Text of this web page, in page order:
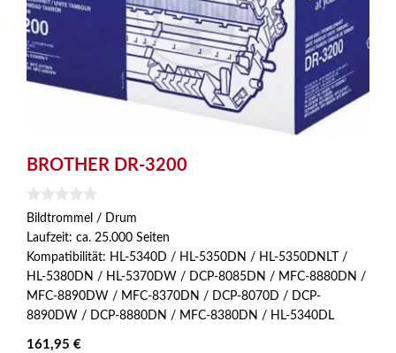
BROTHER DR-3200
0
o
n
Bildtrommel / Drum
Laufzeit: ca. 25.000 Seiten
Kompatibilität: HL-5340D / HL-5350DN / HL-5350DNLT /
HL-5380DN / HL-5370DW / DCP-8085DN / MFC-8880DN /
MFC-8890DW / MFC-8370DN / DCP-8070D / DCP-
8890DW / DCP-8880DN / MFC-8380DN / HL-5340DL
161,95 €